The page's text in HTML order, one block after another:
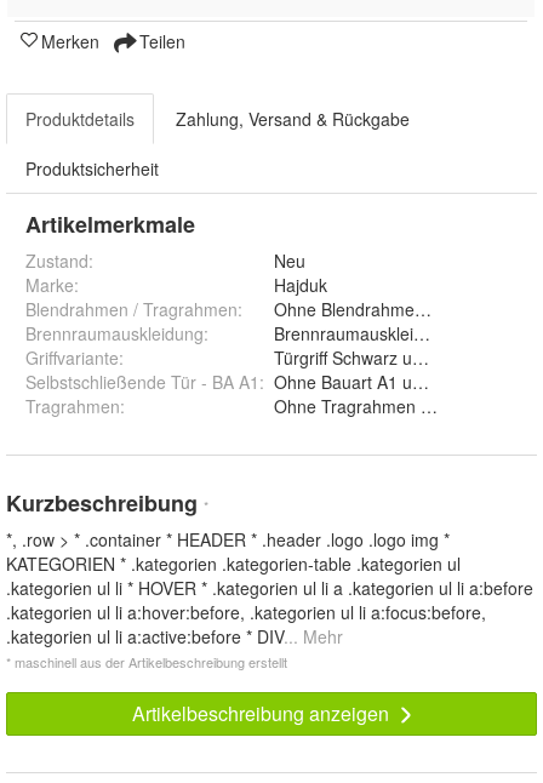
Merken Teilen
Produktdetails Zahlung, Versand & Rückgabe
Produktsicherheit
Artikelmerkmale
Zustand:
Neu
Marke:
Hajduk
Blendrahmen / Tragrahmen:
Brennraumauskleidung:
Griffvariante:
Selbstschließende Tür - BA A1 :
Tragrahmen:
Kurzbeschreibung *
*, .row > * .container * HEADER * .header .logo .logo img *
KATEGORIEN * .kategorien .kategorien-table .kategorien ul
.kategorien ul li * HOVER * .kategorien ul li a .kategorien ul li a:before
.kategorien ul li a:hover:before, .kategorien ul li a:focus:before,
.kategorien ul li a:active:before * DIV... Mehr
* maschinell aus der Artikelbeschreibung erstellt
Artikelbeschreibung anzeigen